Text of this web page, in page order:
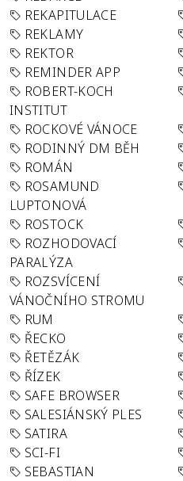
REKAPITULACE
REKLAMY
REKTOR
REMINDER APP
ROBERT-KOCH
INSTITUT
ROCKOVÉ VÁNOCE
RODINNÝ DM BĚH
ROMÁN
ROSAMUND
LUPTONOVÁ
ROSTOCK
ROZHODOVACÍ
PARALÝZA
ROZSVÍCENÍ
VÁNOČNÍHO STROMU
RUM
ŘECKO
ŘETĚZÁK
ŘÍZEK
SAFE BROWSER
SALESIÁNSKÝ PLES
SATIRA
SCI-FI
SEBASTIAN